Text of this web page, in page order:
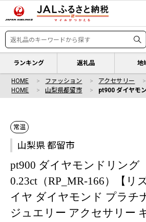
ランキング 返礼品 地
HOME ファッション アクセサリー
HOME
山梨県都留市 pt900 ダイヤモ
常温
山梨県 都留市
pt900 ダイヤモンドリング
0.23ct（RP_MR-166）【リ
イヤ ダイヤモンド プラチ
ジュエリー アクセサリー